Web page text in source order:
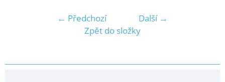
← Předchozí
Další →
Zpět do složky